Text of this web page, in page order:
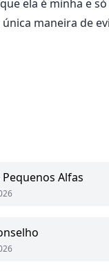
ela é minha e
maneira de
Alfas